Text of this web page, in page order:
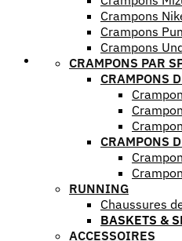
Mes favoris
Crampons
Crampons
Crampons
CRAMPONS PAR
CRAMPONS
CRAMPONS
RUNNING
Chaussures
BASKETS &
ACCESSOIRES